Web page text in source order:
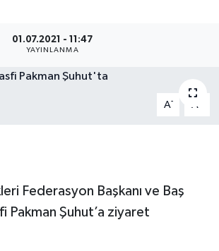
01.07.2021 - 11:47
YAYINLANMA
A- A
Federasyon Başkanı ve Baş
Pakman Şuhut’a ziyaret